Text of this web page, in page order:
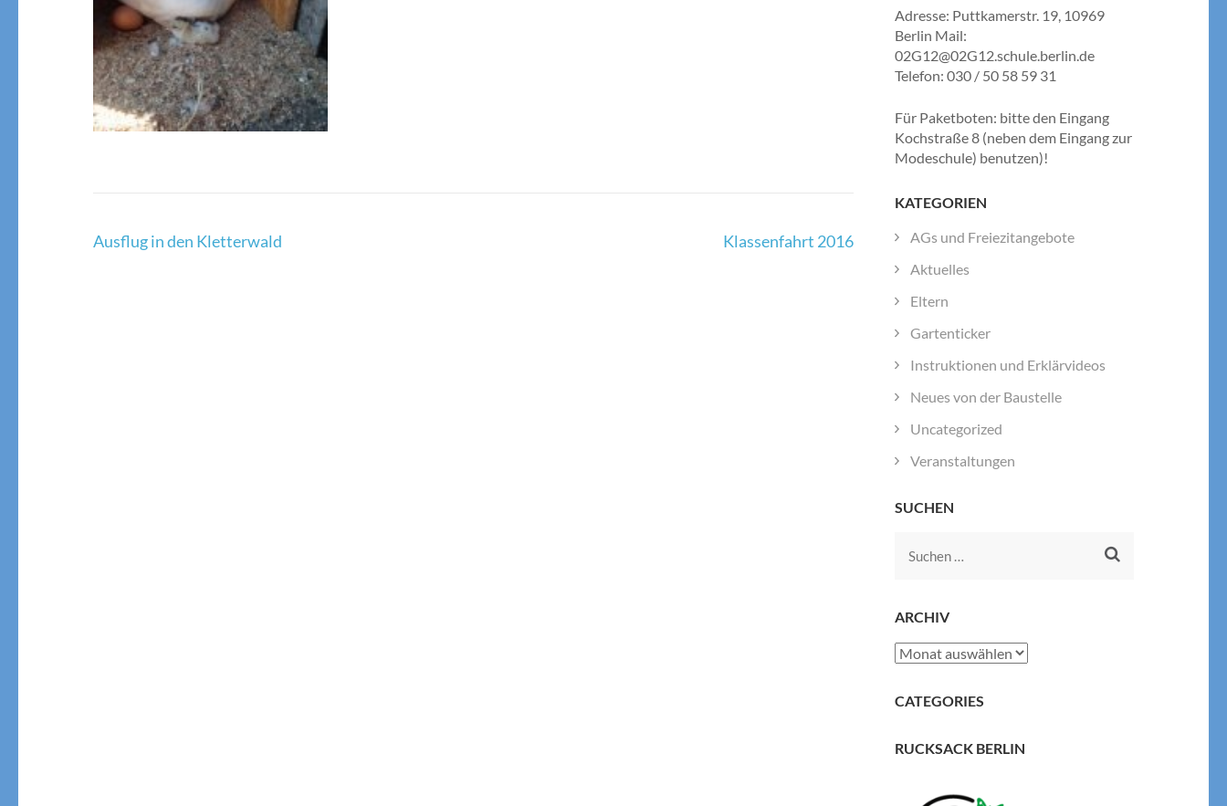
Beitragsnavigation
Ausflug in den Kletterwald Klassenfahrt 2016
Adresse: Puttkamerstr. 19, 10969
Berlin Mail:
02G12@02G12.schule.berlin.de
Telefon: 030 / 50 58 59 31
Für Paketboten: bitte den Eingang
Kochstraße 8 (neben dem Eingang zur
Modeschule) benutzen)!
KATEGORIEN
AGs und Freiezitangebote
Aktuelles
Eltern
Gartenticker
Instruktionen und Erklärvideos
Neues von der Baustelle
Uncategorized
Veranstaltungen
SUCHEN
Suchen
ARCHIV
Archiv
CATEGORIES
RUCKSACK BERLIN